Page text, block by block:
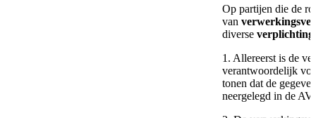
Op partijen die de rol
van
diverse
1. Allereerst is de
verantwoordelijk
tonen dat de
neergelegd in de